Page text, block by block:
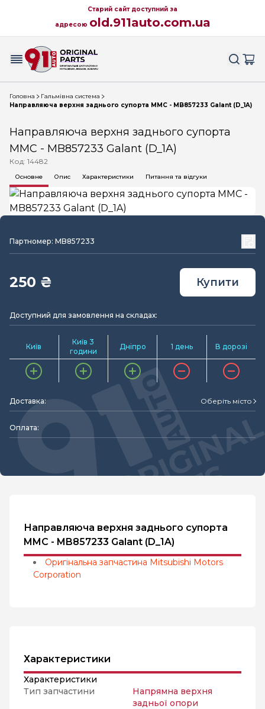
Старий сайт доступний за
адресою old.911auto.com.ua
Головна
Гальмівна система
Направляюча верхня заднього супорта MMC - MB857233 Galant (D_1A)
Направляюча верхня заднього супорта
MMC - MB857233 Galant (D_1A)
Код: 14482
Основне Опис Характеристики Питання та відгуки
Партномер: MB857233
250 ₴ Купити
Доступний для замовлення на складах:
Київ
Київ 3
години
Дніпро 1 день В дорозі
Доставка: Оберіть місто
Оплата:
Направляюча верхня заднього супорта
MMC - MB857233 Galant (D_1A)
Оригінальна запчастина Mitsubishi Motors
Corporation
Характеристики
Характеристики
Тип запчастини
Напрямна верхня
задньої опори